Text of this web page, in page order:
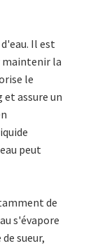
Il est
maintenir la
le
assure un
peut
de
s'évapore
sueur,